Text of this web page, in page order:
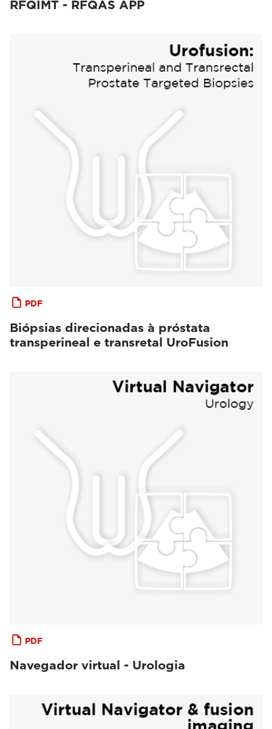
RFQIMT - RFQAS APP
PDF
Biópsias direcionadas à próstata
transperineal e transretal UroFusion
PDF
Navegador virtual - Urologia